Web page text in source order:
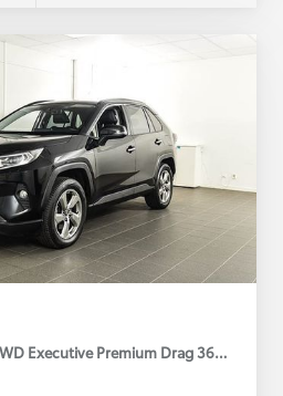
Executive Premium Drag 360-kamera